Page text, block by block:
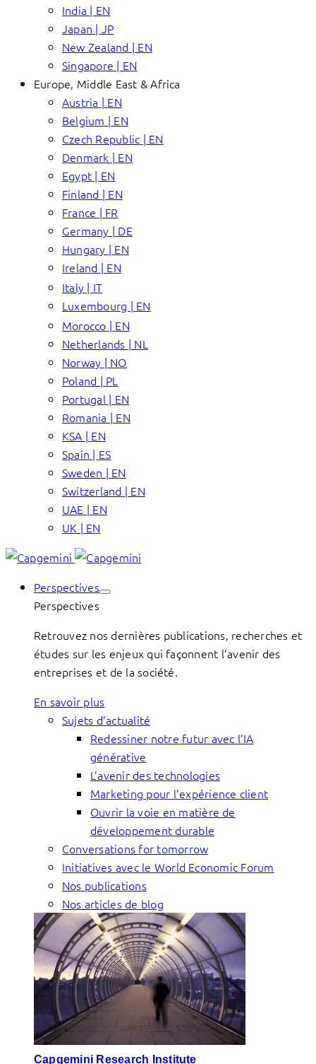
India | EN
Japan | JP
New Zealand | EN
Singapore | EN
Europe, Middle East & Africa
Austria | EN
Belgium | EN
Czech Republic | EN
Denmark | EN
Egypt | EN
Finland | EN
France | FR
Germany | DE
Hungary | EN
Ireland | EN
Italy | IT
Luxembourg | EN
Morocco | EN
Netherlands | NL
Norway | NO
Poland | PL
Portugal | EN
Romania | EN
KSA | EN
Spain | ES
Sweden | EN
Switzerland | EN
UAE | EN
UK | EN
Perspectives
Perspectives
Retrouvez nos dernières publications, recherches et
études sur les enjeux qui façonnent l’avenir des
entreprises et de la société.
En savoir plus
Sujets d’actualité
Redessiner notre futur avec l’IA
générative
L’avenir des technologies
Marketing pour l’expérience client
Ouvrir la voie en matière de
développement durable
Conversations for tomorrow
Initiatives avec le World Economic Forum
Nos publications
Nos articles de blog
Capgemini Research Institute